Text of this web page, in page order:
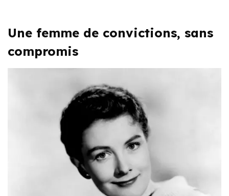
Une femme de convictions, sans
compromis